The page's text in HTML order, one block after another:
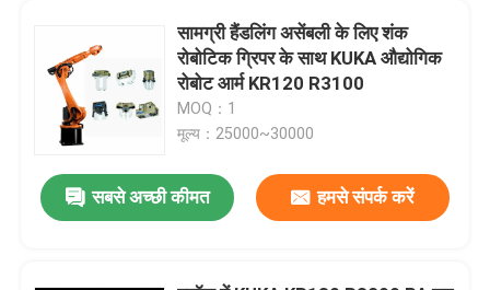
सामग्री हैंडलिंग असेंबली के लिए शंक
रोबोटिक ग्रिपर के साथ KUKA औद्योगिक
रोबोट आर्म KR120 R3100
MOQ：1
मूल्य：25000~30000
सबसे अच्छी कीमत हमसे संपर्क करें